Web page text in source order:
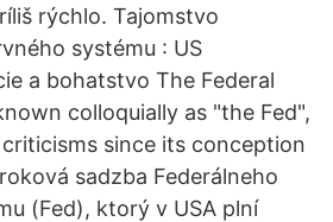
rýchlo. Tajomstvo
systému : US
a bohatstvo The Federal
colloquially as "the Fed",
since its conception
sadzba Federálneho
(Fed), ktorý v USA plní